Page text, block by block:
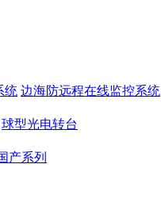
统 边海防远程在线监控系统
球型光电转台
产系列